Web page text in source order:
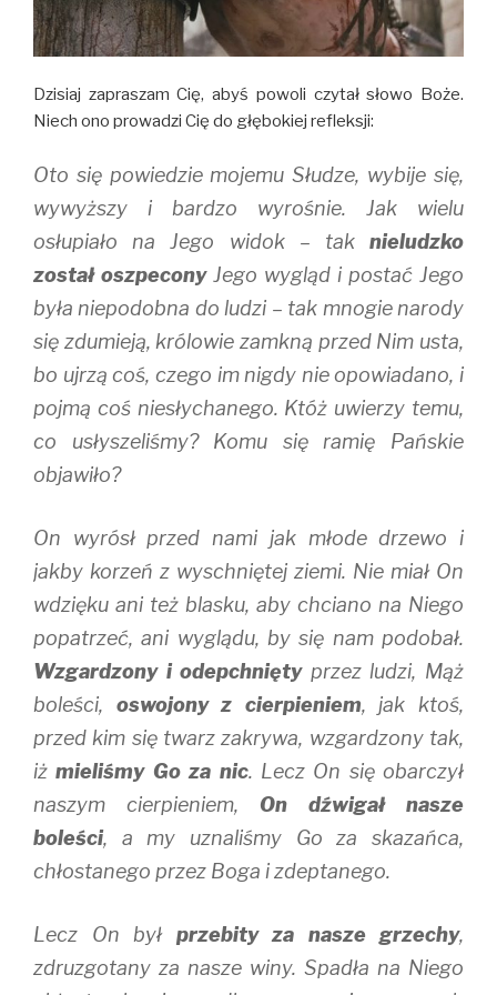
d
o
w
)
n
d
o
w
o
w
)
Dzisiaj zapraszam Cię, abyś powoli czytał słowo Boże.
Niech ono prowadzi Cię do głębokiej refleksji:
Oto się powiedzie mojemu Słudze, wybije się,
wywyższy i bardzo wyrośnie. Jak wielu
osłupiało na Jego widok – tak nieludzko
został oszpeconyJego wygląd i postać Jego
była niepodobna do ludzi – tak mnogie narody
się zdumieją, królowie zamkną przed Nim usta,
bo ujrzą coś, czego im nigdy nie opowiadano, i
pojmą coś niesłychanego. Któż uwierzy temu,
co usłyszeliśmy? Komu się ramię Pańskie
objawiło?
On wyrósł przed nami jak młode drzewo i
jakby korzeń z wyschniętej ziemi. Nie miał On
wdzięku ani też blasku, aby chciano na Niego
popatrzeć, ani wyglądu, by się nam podobał.
Wzgardzony i odepchniętyprzez ludzi, Mąż
boleści, oswojony z cierpieniem, jak ktoś,
przed kim się twarz zakrywa, wzgardzony tak,
iżmieliśmy Go za nic. Lecz On się obarczył
naszym cierpieniem, On dźwigał nasze
boleści, a my uznaliśmy Go za skazańca,
chłostanego przez Boga i zdeptanego.
Lecz On był przebity za nasze grzechy,
zdruzgotany za nasze winy. Spadła na Niego